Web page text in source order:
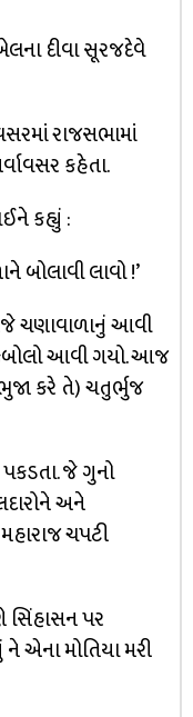
દીવા સૂરજદેવે
રાજસભામાં
કહેતા.
કહ્યું :
બોલાવી લાવો !’
ચણાવાળાનું આવી
આવી ગયો. આજ
કરે તે) ચતુર્ભુજ
જે ગુનો
અને
ચપટી
સિંહાસન પર
એના મોતિયા મરી